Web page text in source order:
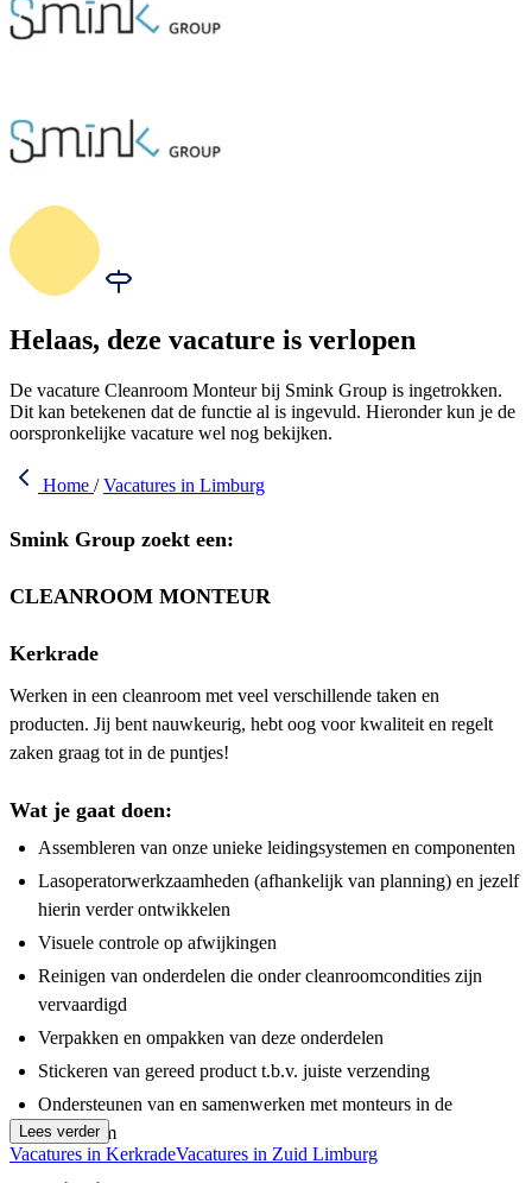
Helaas, deze vacature is verlopen
De vacature Cleanroom Monteur bij Smink Group is ingetrokken.
Dit kan betekenen dat de functie al is ingevuld. Hieronder kun je de
oorspronkelijke vacature wel nog bekijken.
Home / Vacatures in Limburg
Smink Group zoekt een:
CLEANROOM MONTEUR
Kerkrade
Werken in een cleanroom met veel verschillende taken en
producten. Jij bent nauwkeurig, hebt oog voor kwaliteit en regelt
zaken graag tot in de puntjes!
Wat je gaat doen:
Assembleren van onze unieke leidingsystemen en componenten
Lasoperatorwerkzaamheden (afhankelijk van planning) en jezelf
hierin verder ontwikkelen
Visuele controle op afwijkingen
Reinigen van onderdelen die onder cleanroomcondities zijn
vervaardigd
Verpakken en ompakken van deze onderdelen
Stickeren van gereed product t.b.v. juiste verzending
Ondersteunen van en samenwerken met monteurs in de
cleanroom
Lees verder
Vacatures in KerkradeVacatures in Zuid Limburg